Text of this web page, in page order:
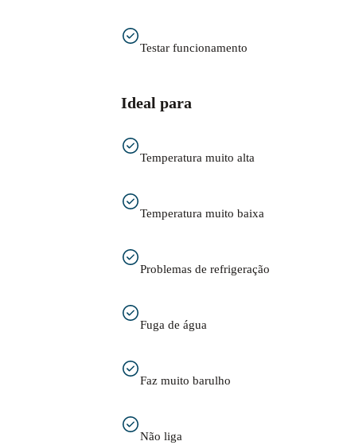
Testar funcionamento
Ideal para
Temperatura muito alta
Temperatura muito baixa
Problemas de refrigeração
Fuga de água
Faz muito barulho
Não liga